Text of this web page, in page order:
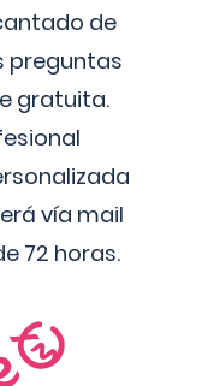
de
preguntas
gratuita.
vía mail
72 horas.